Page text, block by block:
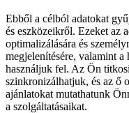
Ebből a célból adatokat
és eszközeikről. Ezeket az
optimalizálására és
megjelenítésére, valamint a
használjuk fel. Az Ön
szinkronizálhatjuk, és az ő
ajánlatokat mutathatunk
a szolgáltatásaikat.